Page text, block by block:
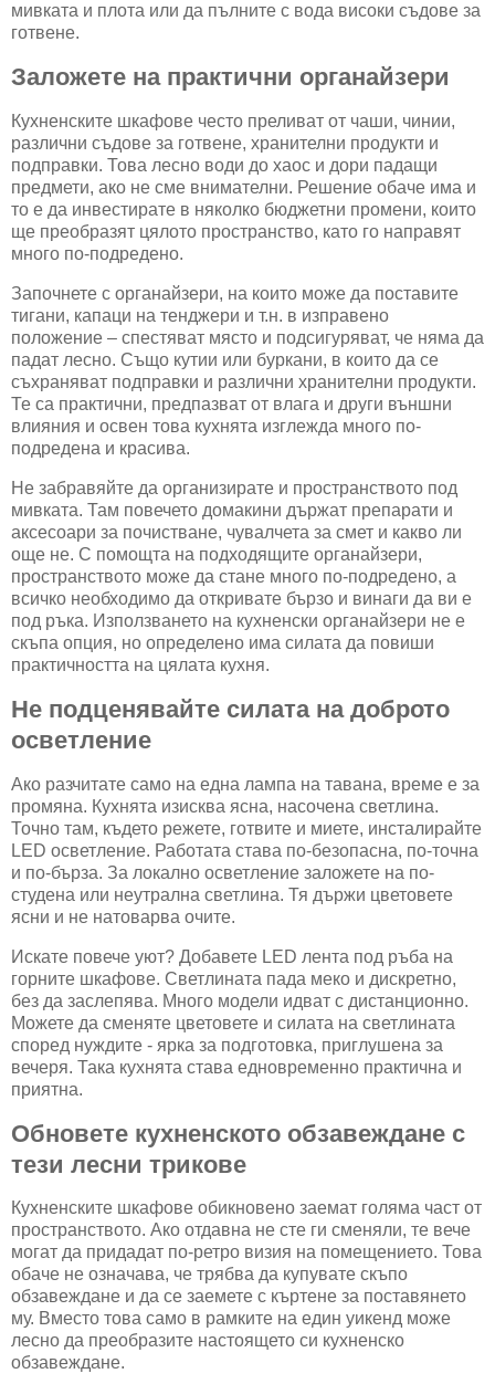
мивката и плота или да пълните с вода високи съдове за
готвене.
Заложете на практични органайзери
Кухненските шкафове често преливат от чаши, чинии,
различни съдове за готвене, хранителни продукти и
подправки. Това лесно води до хаос и дори падащи
предмети, ако не сме внимателни. Решение обаче има и
то е да инвестирате в няколко бюджетни промени, които
ще преобразят цялото пространство, като го направят
много по-подредено.
Започнете с органайзери, на които може да поставите
тигани, капаци на тенджери и т.н. в изправено
положение – спестяват място и подсигуряват, че няма да
падат лесно. Също кутии или буркани, в които да се
съхраняват подправки и различни хранителни продукти.
Те са практични, предпазват от влага и други външни
влияния и освен това кухнята изглежда много по-
подредена и красива.
Не забравяйте да организирате и пространството под
мивката. Там повечето домакини държат препарати и
аксесоари за почистване, чувалчета за смет и какво ли
още не. С помощта на подходящите органайзери,
пространството може да стане много по-подредено, а
всичко необходимо да откривате бързо и винаги да ви е
под ръка. Използването на кухненски органайзери не е
скъпа опция, но определено има силата да повиши
практичността на цялата кухня.
Не подценявайте силата на доброто
осветление
Ако разчитате само на една лампа на тавана, време е за
промяна. Кухнята изисква ясна, насочена светлина.
Точно там, където режете, готвите и миете, инсталирайте
LED осветление. Работата става по-безопасна, по-точна
и по-бърза. За локално осветление заложете на по-
студена или неутрална светлина. Тя държи цветовете
ясни и не натоварва очите.
Искате повече уют? Добавете LED лента под ръба на
горните шкафове. Светлината пада меко и дискретно,
без да заслепява. Много модели идват с дистанционно.
Можете да сменяте цветовете и силата на светлината
според нуждите - ярка за подготовка, приглушена за
вечеря. Така кухнята става едновременно практична и
приятна.
Обновете кухненското обзавеждане с
тези лесни трикове
Кухненските шкафове обикновено заемат голяма част от
пространството. Ако отдавна не сте ги сменяли, те вече
могат да придадат по-ретро визия на помещението. Това
обаче не означава, че трябва да купувате скъпо
обзавеждане и да се заемете с къртене за поставянето
му. Вместо това само в рамките на един уикенд може
лесно да преобразите настоящето си кухненско
обзавеждане.